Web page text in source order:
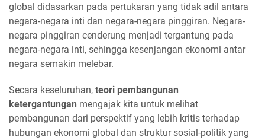
global didasarkan pada pertukaran yang tidak adil antara
negara-negara inti dan negara-negara pinggiran. Negara-
negara pinggiran cenderung menjadi tergantung pada
negara-negara inti, sehingga kesenjangan ekonomi antar
negara semakin melebar.
Secara keseluruhan, teori pembangunan
ketergantungan mengajak kita untuk melihat
pembangunan dari perspektif yang lebih kritis terhadap
hubungan ekonomi global dan struktur sosial-politik yang